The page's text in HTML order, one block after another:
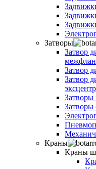
Затворы
Затвор
Затвор
Затвор
Затворы
Краны
Краны